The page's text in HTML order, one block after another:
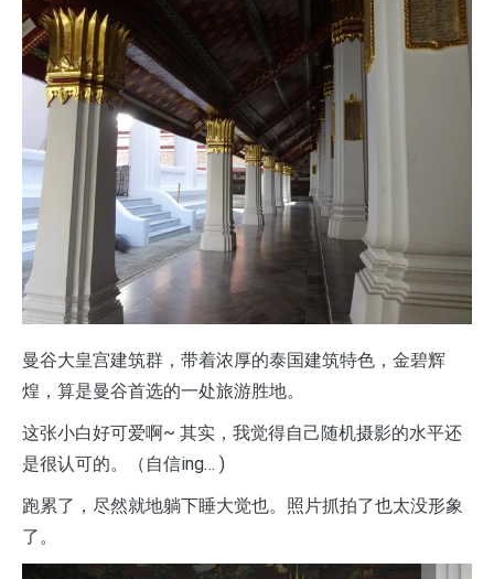
曼谷大皇宫建筑群，带着浓厚的泰国建筑特色，金碧辉
煌，算是曼谷首选的一处旅游胜地。
这张小白好可爱啊~ 其实，我觉得自己随机摄影的水平还
是很认可的。（自信ing… )
跑累了，尽然就地躺下睡大觉也。照片抓拍了也太没形象
了。